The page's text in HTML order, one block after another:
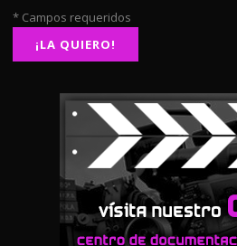
* Campos requeridos